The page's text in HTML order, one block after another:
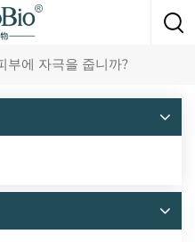
부에 자극을 줍니까?